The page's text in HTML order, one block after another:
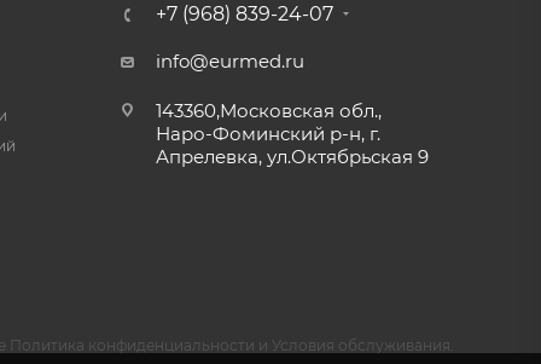
+7 (968) 839-24-07
info@eurmed.ru
143360,Московская обл.,
Наро-Фоминский р-н, г.
Апрелевка, ул.Октябрьская 9
Политика конфиденциальности и Условия обслуживания